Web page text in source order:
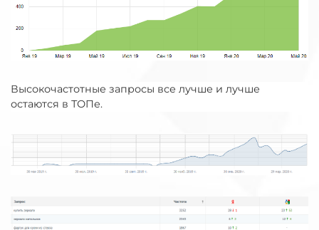
Высокочастотные запросы все лучше и лучше
остаются в ТОПе.